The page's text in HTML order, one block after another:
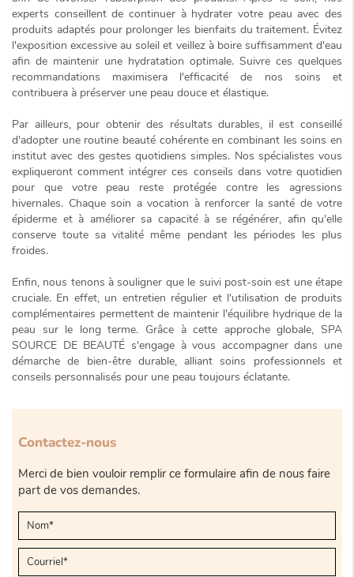
experts conseillent de continuer à hydrater votre peau avec des
produits adaptés pour prolonger les bienfaits du traitement. Évitez
l'exposition excessive au soleil et veillez à boire suffisamment d'eau
afin de maintenir une hydratation optimale. Suivre ces quelques
recommandations maximisera l'efficacité de nos soins et
contribuera à préserver une peau douce et élastique.
Par ailleurs, pour obtenir des résultats durables, il est conseillé
d'adopter une routine beauté cohérente en combinant les soins en
institut avec des gestes quotidiens simples. Nos spécialistes vous
expliqueront comment intégrer ces conseils dans votre quotidien
pour que votre peau reste protégée contre les agressions
hivernales. Chaque soin a vocation à renforcer la santé de votre
épiderme et à améliorer sa capacité à se régénérer, afin qu'elle
conserve toute sa vitalité même pendant les périodes les plus
froides.
Enfin, nous tenons à souligner que le suivi post-soin est une étape
cruciale. En effet, un entretien régulier et l'utilisation de produits
complémentaires permettent de maintenir l'équilibre hydrique de la
peau sur le long terme. Grâce à cette approche globale, SPA
SOURCE DE BEAUTÉ s'engage à vous accompagner dans une
démarche de bien-être durable, alliant soins professionnels et
conseils personnalisés pour une peau toujours éclatante.
Contactez-nous
Merci de bien vouloir remplir ce formulaire afin de nous faire
part de vos demandes.